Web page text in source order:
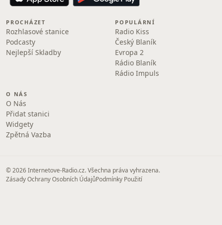
PROCHÁZET
Rozhlasové stanice
Podcasty
Nejlepší Skladby
POPULÁRNÍ
Radio Kiss
Český Blaník
Evropa 2
Rádio Blaník
Rádio Impuls
O NÁS
O Nás
Přidat stanici
Widgety
Zpětná Vazba
© 2026 Internetove-Radio.cz. Všechna práva vyhrazena.
Zásady Ochrany Osobních ÚdajůPodmínky Použití